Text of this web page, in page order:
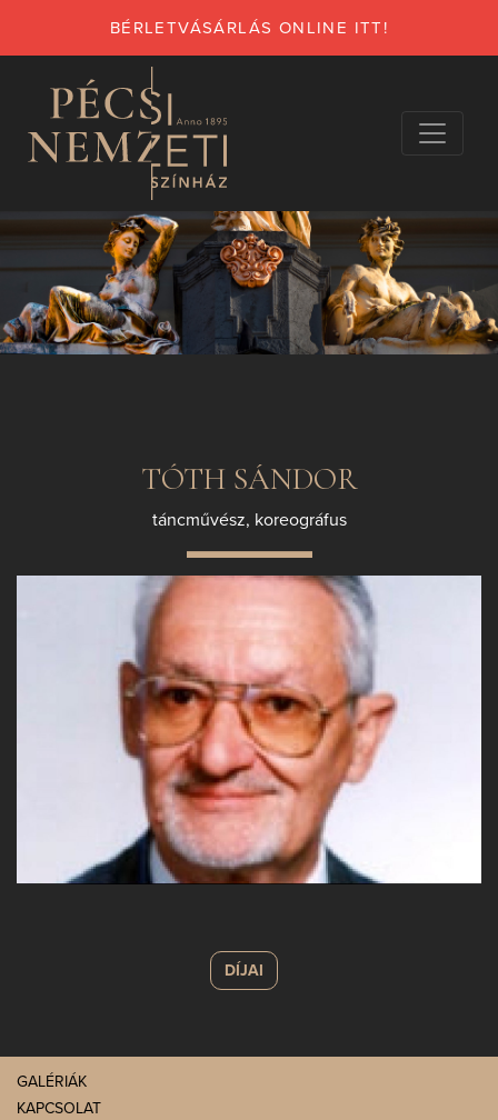
BÉRLETVÁSÁRLÁS ONLINE ITT!
TÓTH SÁNDOR
táncművész, koreográfus
DÍJAI
GALÉRIÁK
KAPCSOLAT